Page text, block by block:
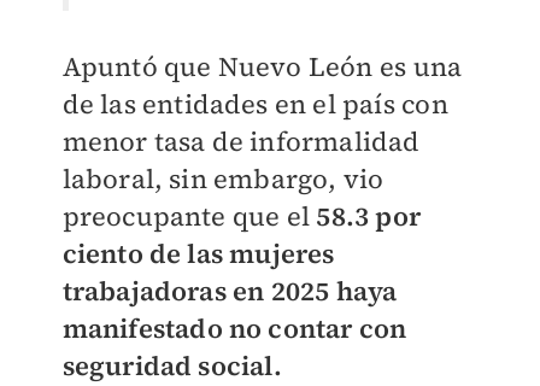
Apuntó que Nuevo León es una
de las entidades en el país con
menor tasa de informalidad
laboral, sin embargo, vio
preocupante que el 58.3 por
ciento de las mujeres
trabajadoras en 2025 haya
manifestado no contar con
seguridad social.